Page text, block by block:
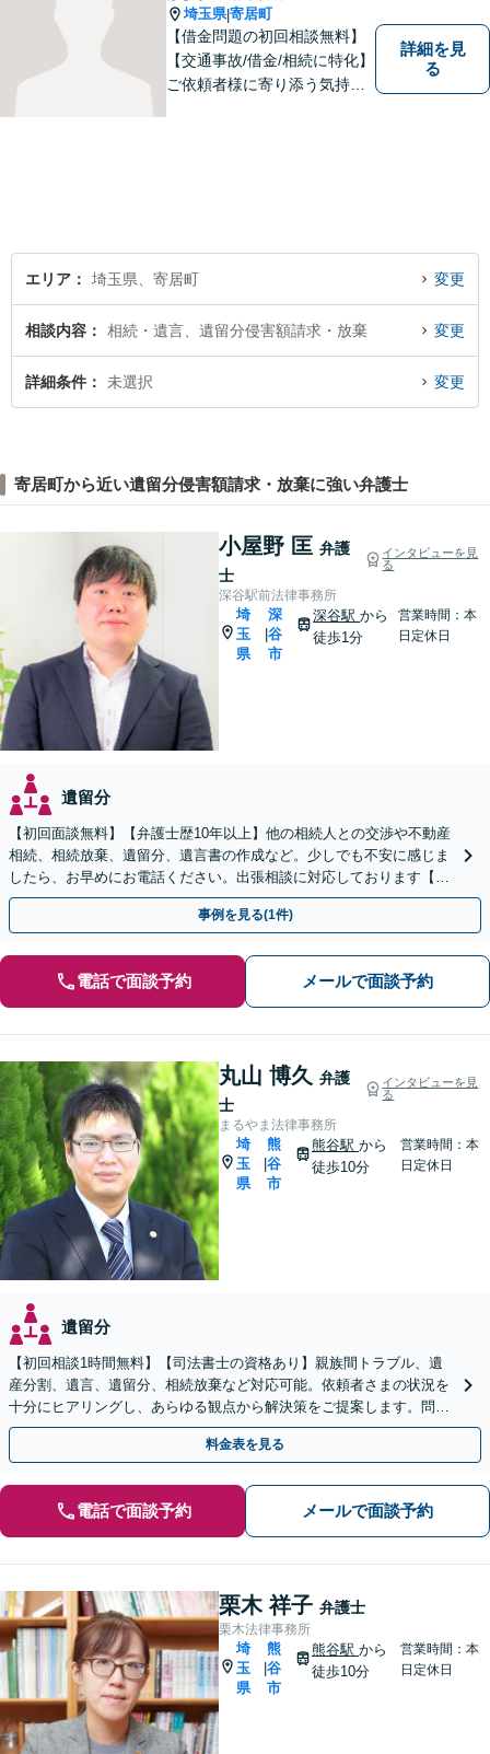
埼玉県|寄居町
【借金問題の初回相談無料】
【交通事故/借金/相続に特化】
ご依頼者様に寄り添う気持ち
詳細を見
る
エリア 埼玉県、寄居町 変更
相談内容 相続・遺言、遺留分侵害額請求・放棄 変更
詳細条件 未選択 変更
寄居町から近い遺留分侵害額請求・放棄に強い弁護士
小屋野 匡 弁護
士
インタビューを見
る
深谷駅前法律事務所
埼
玉
県
深
谷
市
深谷駅から
徒歩1分
営業時間：本
日定休日
遺留分
【初回面談無料】【弁護士歴10年以上】他の相続人との交渉や不動産
相続、相続放棄、遺留分、遺言書の作成など。少しでも不安に感じま
したら、お早めにお電話ください。出張相談に対応しております【休
日・夜間相談可】【深谷駅1分】
事例を見る(1件)
電話で面談予約 メールで面談予約
丸山 博久 弁護
士
インタビューを見
る
まるやま法律事務所
埼
玉
県
熊
谷
市
熊谷駅 から
徒歩10分
営業時間：本
日定休日
遺留分
【初回相談1時間無料】【司法書士の資格あり】親族間トラブル、遺
産分割、遺言、遺留分、相続放棄など対応可能。依頼者さまの状況を
十分にヒアリングし、あらゆる観点から解決策をご提案します。問題
が複雑化する前にご相談ください。【熊谷駅徒歩10分】
料金表を見る
電話で面談予約 メールで面談予約
栗木 祥子 弁護士
栗木法律事務所
埼
玉
県
熊
谷
市
熊谷駅 から
徒歩10分
営業時間：本
日定休日